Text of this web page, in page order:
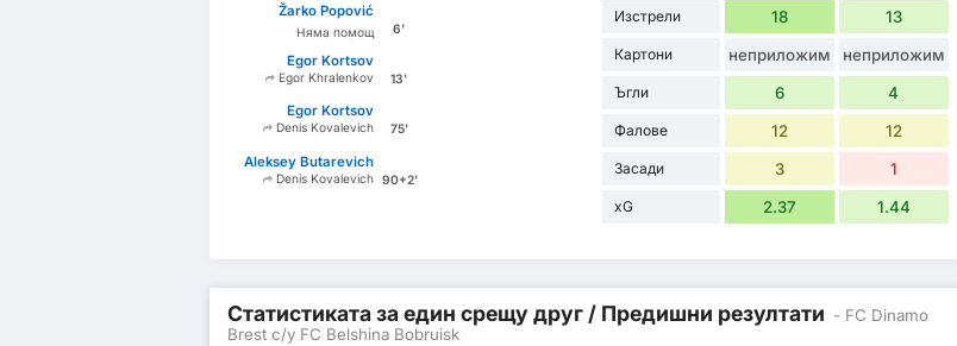
Žarko Popović
Няма помощ 6'
Egor Kortsov
Egor Khralenkov 13'
Egor Kortsov
Denis Kovalevich 75'
Aleksey Butarevich
Denis Kovalevich 90+2'
Изстрели 18 13
Картони неприложим неприложим
Ъгли 6 4
Фалове 12 12
Засади 3 1
xG 2.37 1.44
Статистиката за един срещу друг / Предишни резултати - FC Dinamo
Brest с/у FC Belshina Bobruisk